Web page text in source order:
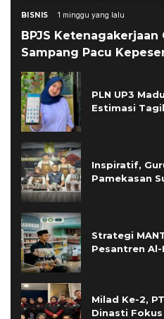
BISNIS 1 minggu yang lalu
BPJS Ketenagakerjaan
Sampang Pacu
PLN UP3
Estimasi
Inspiratif,
Pamekasan
Strategi
Pesantren
Milad Ke-2,
Dinasti